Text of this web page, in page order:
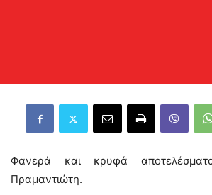
Φανερά και κρυφά
Πραμαντιώτη.